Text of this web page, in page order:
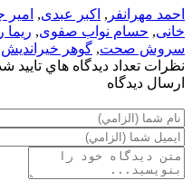
احمد مهرانفر , اکبر عبدی,
خانی, حسام نواب صفوی, ریما
سروش صحت, گوهر خیراندیش
نظرات تعداد ديدگاه هاي تاييد
ارسال ديدگاه